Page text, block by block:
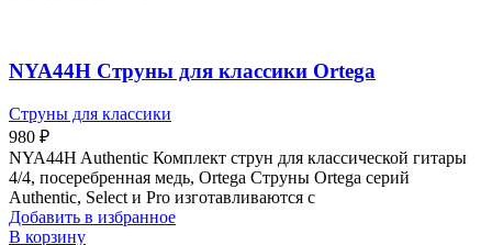
NYA44H Струны для классики Ortega
Струны для классики
980 ₽
NYA44H Authentic Комплект струн для классической гитары
4/4, посеребренная медь, Ortega Струны Ortega серий
Authentic, Select и Pro изготавливаются с
Добавить в избранное
В корзину